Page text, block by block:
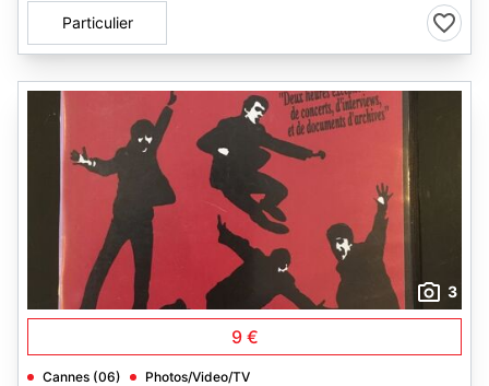
Particulier
3
9 €
Cannes (06) Photos/Video/TV